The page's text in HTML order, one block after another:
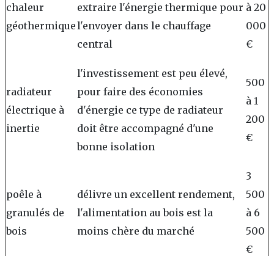
chaleur
géothermique
extraire l'énergie thermique pour
l'envoyer dans le chauffage
central
à 20
000
€
radiateur
électrique à
inertie
l'investissement est peu élevé,
pour faire des économies
d'énergie ce type de radiateur
doit être accompagné d'une
bonne isolation
500
à 1
200
€
poêle à
granulés de
bois
délivre un excellent rendement,
l'alimentation au bois est la
moins chère du marché
3
500
à 6
500
€